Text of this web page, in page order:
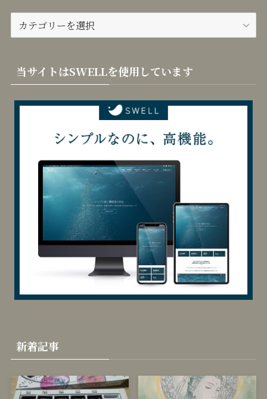
テ
リ
ー
当サイトはSWELLを使用しています
新着記事